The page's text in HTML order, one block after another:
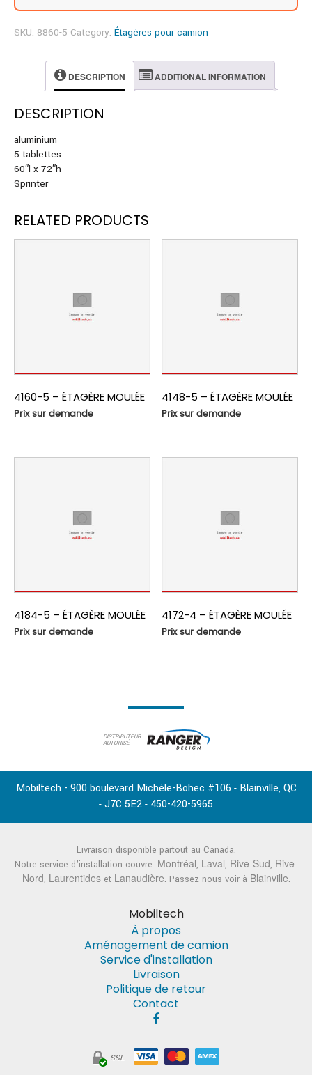
SKU: 8860-5 Category: Étagères pour camion
DESCRIPTION ADDITIONAL INFORMATION
DESCRIPTION
aluminium
5 tablettes
60″l x 72″h
Sprinter
RELATED PRODUCTS
4160-5 – ÉTAGÈRE MOULÉE
Prix sur demande
4148-5 – ÉTAGÈRE MOULÉE
Prix sur demande
4184-5 – ÉTAGÈRE MOULÉE
Prix sur demande
4172-4 – ÉTAGÈRE MOULÉE
Prix sur demande
DISTRIBUTEUR
AUTORISÉ
Mobiltech - 900 boulevard Michèle-Bohec #106 - Blainville, QC
- J7C 5E2 - 450-420-5965
Livraison disponible partout au Canada.
Notre service d'installation couvre: Montréal, Laval, Rive-Sud, Rive-
Nord, Laurentideset Lanaudière. Passez nous voir à Blainville.
Mobiltech
À propos
Aménagement de camion
Service d'installation
Livraison
Politique de retour
Contact
SSL